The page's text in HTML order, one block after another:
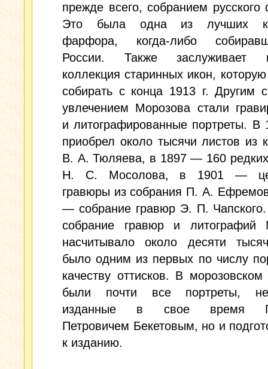
прежде всего, собранием
Это была одна из лучших
фарфора, когда-либо
России. Также заслуживает
коллекция старинных икон,
собирать с конца 1913 г. Другим
увлечением Морозова стали
и литографированные портреты. В
приобрел около тысячи листов из
В. А. Тюляева, в 1897 — 160
Н. С. Мосолова, в 1901 —
гравюры из собрания П. А.
— собрание гравюр Э. П.
собрание гравюр и литографий
насчитывало около десяти
было одним из первых по числу
качеству оттисков. В морозовском
были почти все портреты,
изданные в свое время
Петровичем Бекетовым, но и
к изданию.